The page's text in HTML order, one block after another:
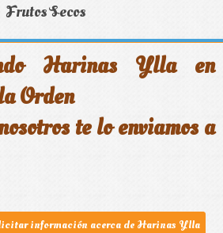
Frutos Secos
Harinas Ylla en
Orden
te lo enviamos a
información acerca de Harinas Ylla